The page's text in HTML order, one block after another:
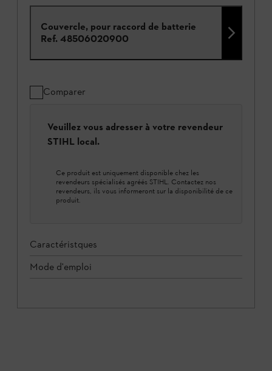
Couvercle, pour raccord de batterie
Ref. 48506020900
Comparer
Veuillez vous adresser à votre revendeur
STIHL local.
Ce produit est uniquement disponible chez les
revendeurs spécialisés agréés STIHL. Contactez nos
revendeurs, ils vous informeront sur la disponibilité de ce
produit.
Caractéristques
Mode d'emploi